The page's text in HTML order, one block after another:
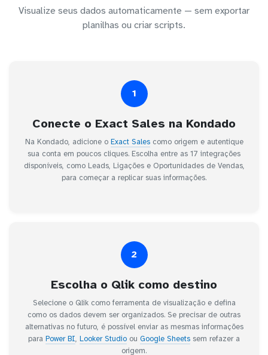
Visualize seus dados automaticamente — sem exportar
planilhas ou criar scripts.
1
Conecte o Exact Sales na Kondado
Na Kondado, adicione o Exact Salescomo origem e autentique
sua conta em poucos cliques. Escolha entre as 17 integrações
disponíveis, como Leads, Ligações e Oportunidades de Vendas,
para começar a replicar suas informações.
2
Escolha o Qlik como destino
Selecione o Qlik como ferramenta de visualização e defina
como os dados devem ser organizados. Se precisar de outras
alternativas no futuro, é possível enviar as mesmas informações
para Power BI, Looker Studio ou Google Sheets sem refazer a
origem.